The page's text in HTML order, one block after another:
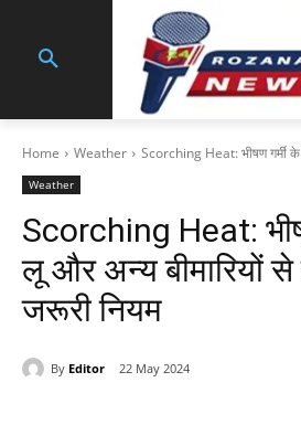
Home Weather Scorching Heat: भीषण गर्मी
Weather
Scorching Heat:
लू और अन्य बीमारियों
जरूरी नियम
By Editor 22 May 2024